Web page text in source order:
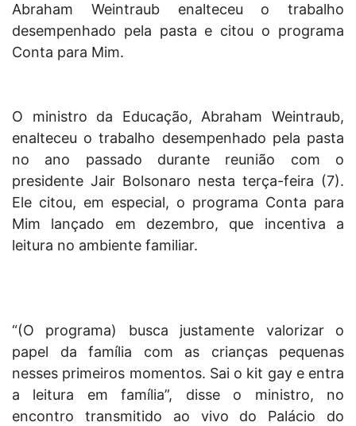
Abraham Weintraub enalteceu o trabalho
desempenhado pela pasta e citou o programa
Conta para Mim.
O ministro da Educação, Abraham Weintraub,
enalteceu o trabalho desempenhado pela pasta
no ano passado durante reunião com o
presidente Jair Bolsonaro nesta terça-feira (7).
Ele citou, em especial, o programa Conta para
Mim lançado em dezembro, que incentiva a
leitura no ambiente familiar.
“(O programa) busca justamente valorizar o
papel da família com as crianças pequenas
nesses primeiros momentos. Sai o kit gay e entra
a leitura em família”, disse o ministro, no
encontro transmitido ao vivo do Palácio do